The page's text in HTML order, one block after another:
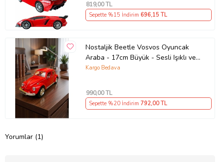
819,00 TL
Sepette %15 İndirim 696,15 TL
Nostaljik Beetle Vosvos Oyuncak
Araba - 17cm Büyük - Sesli Işıklı ve
Sürtmeli - Kırmızı Model Araba
Kargo Bedava
990,00 TL
Sepette %20 İndirim 792,00 TL
Yorumlar (1)